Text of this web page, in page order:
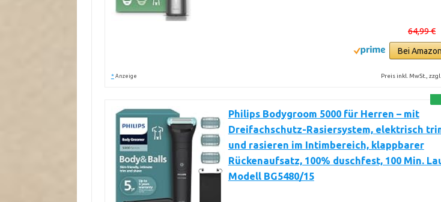
64,99 €
Bei
* Anzeige Preis inkl. MwSt.,
Philips Bodygroom 5000 für Herren – mit
Dreifachschutz-Rasiersystem, elektrisch
und rasieren im Intimbereich, klappbarer
Rückenaufsatz, 100% duschfest, 100 Min.
Modell BG5480/15